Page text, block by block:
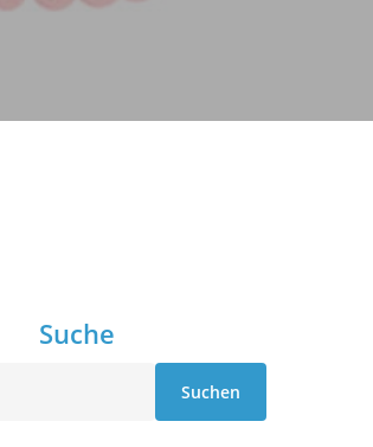
Suche
Suchen